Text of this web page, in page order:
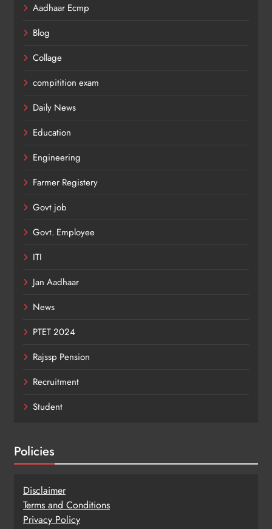
Aadhaar Ecmp
Blog
Collage
compitition exam
Daily News
Education
Engineering
Farmer Registery
Govt job
Govt. Employee
ITI
Jan Aadhaar
News
PTET 2024
Rajssp Pension
Recruitment
Student
Policies
Disclaimer
Terms and Conditions
Privacy Policy